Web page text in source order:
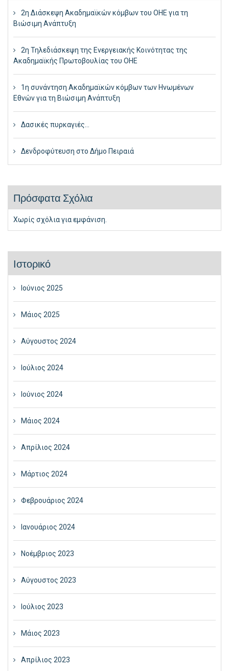
2η Διάσκεψη Ακαδημαϊκών κόμβων του ΟΗΕ για τη
Βιώσιμη Ανάπτυξη
2η Τηλεδιάσκεψη της Ενεργειακής Κοινότητας της
Ακαδημαϊκής Πρωτοβουλίας του ΟΗΕ
1η συνάντηση Ακαδημαϊκών κόμβων των Ηνωμένων
Εθνών για τη Βιώσιμη Ανάπτυξη
Δασικές πυρκαγιές…
Δενδροφύτευση στο Δήμο Πειραιά
Πρόσφατα Σχόλια
Χωρίς σχόλια για εμφάνιση.
Ιστορικό
Ιούνιος 2025
Μάιος 2025
Αύγουστος 2024
Ιούλιος 2024
Ιούνιος 2024
Μάιος 2024
Απρίλιος 2024
Μάρτιος 2024
Φεβρουάριος 2024
Ιανουάριος 2024
Νοέμβριος 2023
Αύγουστος 2023
Ιούλιος 2023
Μάιος 2023
Απρίλιος 2023